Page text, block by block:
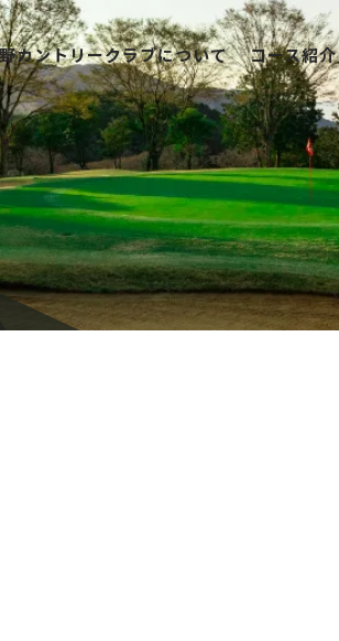
カントリークラブについて コース紹介
筑紫野カントリークラブについて
コース紹介
ご利用案内
競技日程